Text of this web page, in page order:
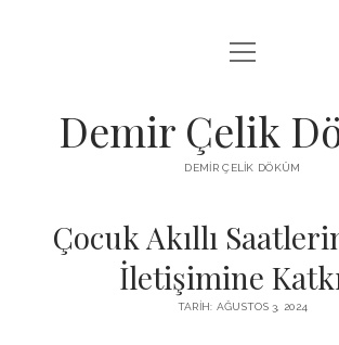
LISTE
ŞIFRESIZ INSTAGRAM BEĞENI
menüyü
aç
Demir Çelik
DEMIR ÇELIK DÖKÜM
Çocuk Akıllı
İletişimine
TARIH: AĞUSTOS 3, 2024